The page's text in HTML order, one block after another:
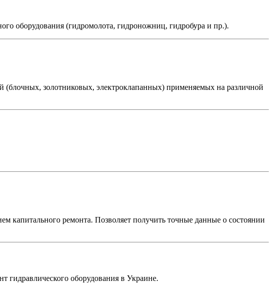
оборудования (гидромолота, гидроножниц, гидробура и пр.).
(блочных, золотниковых, электроклапанных) применяемых на различной
капитального ремонта. Позволяет получить точные данные о состоянии
оборудования в Украине.